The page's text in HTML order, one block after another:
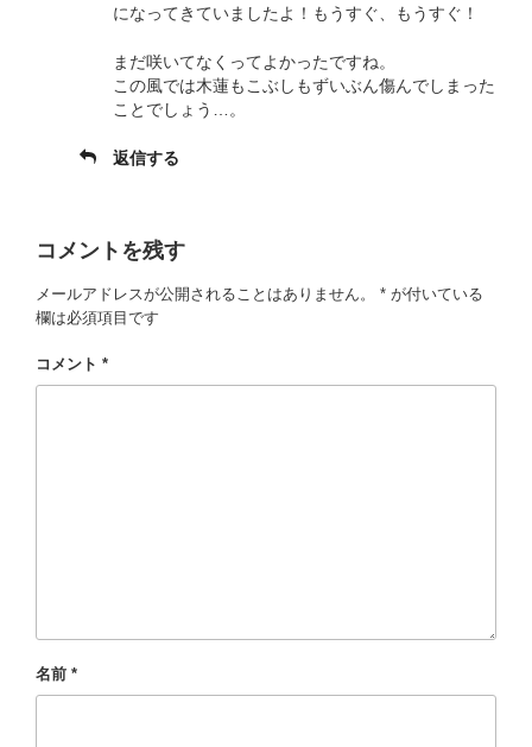
になってきていましたよ！もうすぐ、もうすぐ！
まだ咲いてなくってよかったですね。
この風では木蓮もこぶしもずいぶん傷んでしまった
ことでしょう…。
返信する
コメントを残す
メールアドレスが公開されることはありません。 * が付いている
欄は必須項目です
コメント *
名前 *